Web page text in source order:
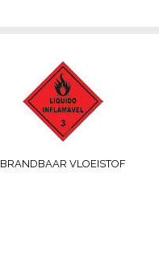
BRANDBAAR VLOEISTOF